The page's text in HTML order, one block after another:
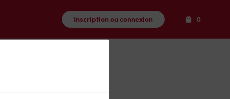
Inscription ou connexion 0Produits